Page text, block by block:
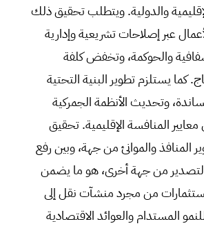
والدولية. ويتطلب تحقيق ذلك
عبر إصلاحات تشريعية وإدارية
والحوكمة، وتخفض كلفة
كما يستلزم تطوير البنية التحتية
وتحديث الأنظمة الجمركية
المنافسة الإقليمية. تحقيق
المنافذ والموانئ من جهة، وبين رفع
والتصدير من جهة أخرى، هو ما يضمن
من مجرد منشآت نقل إلى
المستدام والعوائد الاقتصادية